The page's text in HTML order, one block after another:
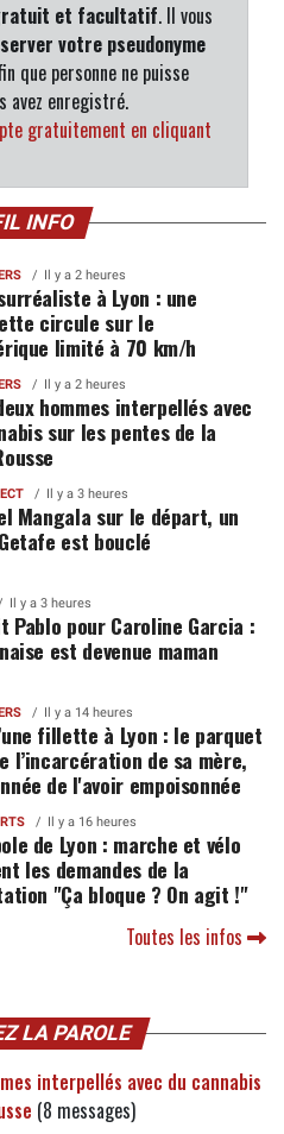
et facultatif. Il vous
votre pseudonyme
que personne ne puisse
avez enregistré.
gratuitement en cliquant
INFO
Il y a 2 heures
à Lyon : une
circule sur le
limité à 70 km/h
Il y a 2 heures
hommes interpellés avec
sur les pentes de la
Il y a 3 heures
Mangala sur le départ, un
est bouclé
Il y a 3 heures
Pablo pour Caroline Garcia :
est devenue maman
Il y a 14 heures
fillette à Lyon : le parquet
l’incarcération de sa mère,
de l'avoir empoisonnée
Il y a 16 heures
de Lyon : marche et vélo
les demandes de la
"Ça bloque ? On agit !"
Toutes les infos
LA PAROLE
interpellés avec du cannabis
(8 messages)